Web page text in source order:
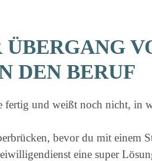
ÜBERGANG
DEN BERUF
fertig und weißt noch nicht, in
bevor du mit einem
eine super